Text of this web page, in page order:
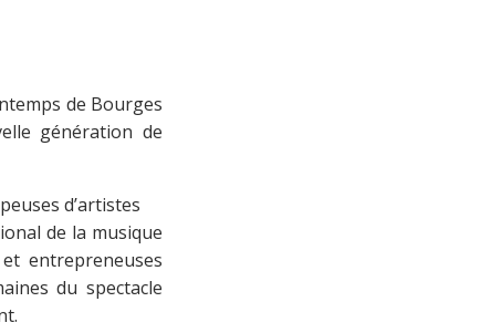
de Bourges
génération de
d’artistes
de la musique
entrepreneuses
du spectacle